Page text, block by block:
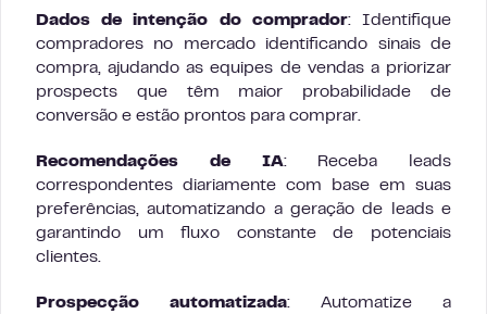
Dados de intenção do comprador: Identifique
compradores no mercado identificando sinais de
compra, ajudando as equipes de vendas a priorizar
prospects que têm maior probabilidade de
conversão e estão prontos para comprar.
Recomendações de IA: Receba leads
correspondentes diariamente com base em suas
preferências, automatizando a geração de leads e
garantindo um fluxo constante de potenciais
clientes.
Prospecção automatizada: Automatize a